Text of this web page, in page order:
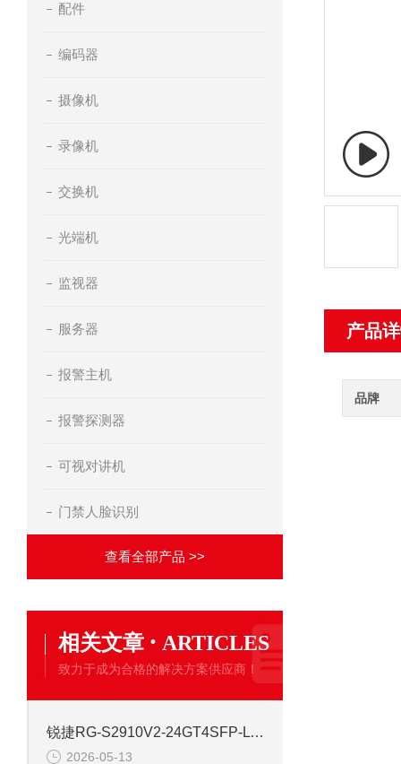
配件
编码器
摄像机
录像机
交换机
光端机
监视器
服务器
报警主机
报警探测器
可视对讲机
门禁人脸识别
查看全部产品 >>
相关文章 · ARTICLES
致力于成为合格的解决方案供应商！
锐捷RG-S2910V2-24GT4SFP-L 24口网管千兆交换机
2026-05-13
产品
品牌